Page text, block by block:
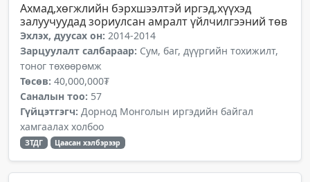
Ахмад,хөгжлийн бэрхшээлтэй иргэд,хүүхэд
залуучуудад зориулсан амралт үйлчилгээний төв
Эхлэх, дуусах он: 2014-2014
Зарцуулалт салбараар: Сум, баг, дүүргийн тохижилт,
тоног төхөөрөмж
Төсөв: 40,000,000₮
Саналын тоо: 57
Гүйцэтгэгч: Дорнод Монголын иргэдийн байгал
хамгаалах холбоо
ЗТДГ Цаасан хэлбэрээр